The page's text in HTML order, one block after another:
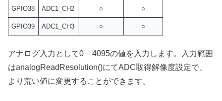
GPIO38 ADC1_CH2 ○ ○
GPIO39 ADC1_CH3 ○ ○
アナログ入力として0 – 4095の値を入力します。入力範囲
はanalogReadResolution()にてADC取得解像度設定で、
より荒い値に変更することができます。